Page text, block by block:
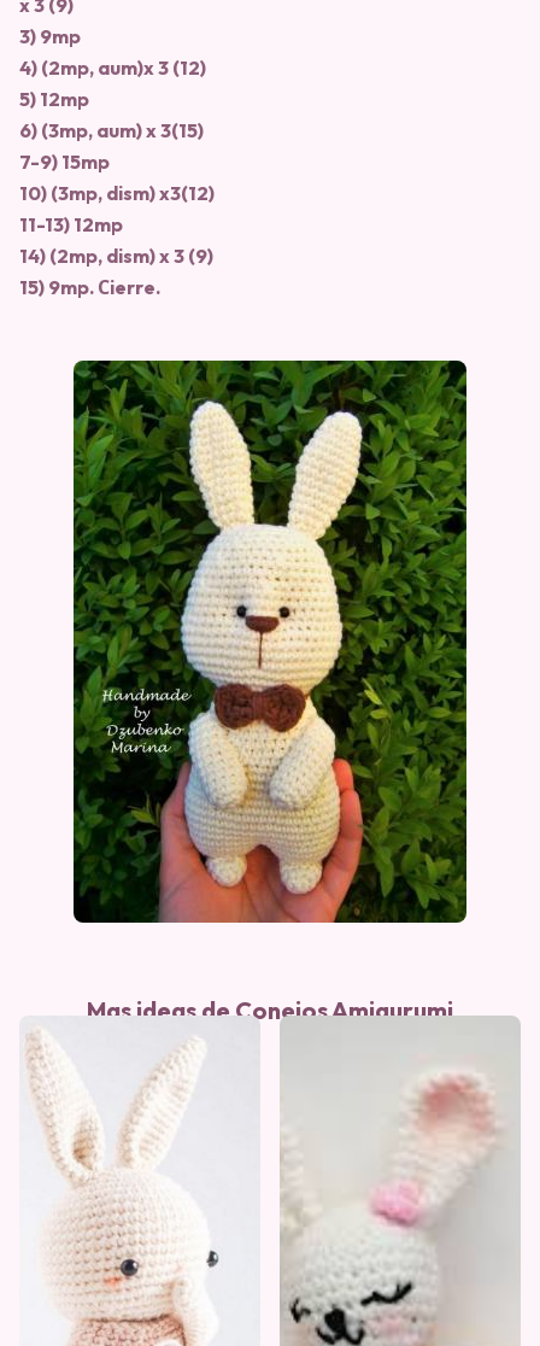
x 3 (9)
3) 9mp
4) (2mp, aum)x 3 (12)
5) 12mp
6) (3mp, aum) x 3(15)
7-9) 15mp
10) (3mp, dism) x3(12)
11-13) 12mp
14) (2mp, dism) x 3 (9)
15) 9mp. Сierre.
Mas ideas de Conejos Amigurumi